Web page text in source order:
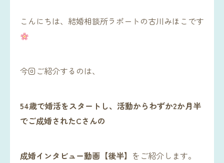
こんにちは、結婚相談所ラポートの古川みほこです
今回ご紹介するのは、
54歳で婚活をスタートし、活動からわずか2か月半
でご成婚されたCさんの
成婚インタビュー動画【後半】 をご紹介します。